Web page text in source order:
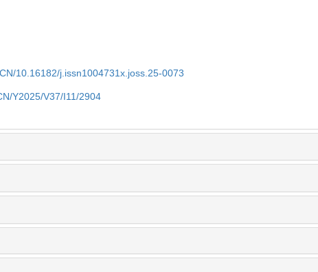
10.16182/j.issn1004731x.joss.25-0073
Y2025/V37/I11/2904